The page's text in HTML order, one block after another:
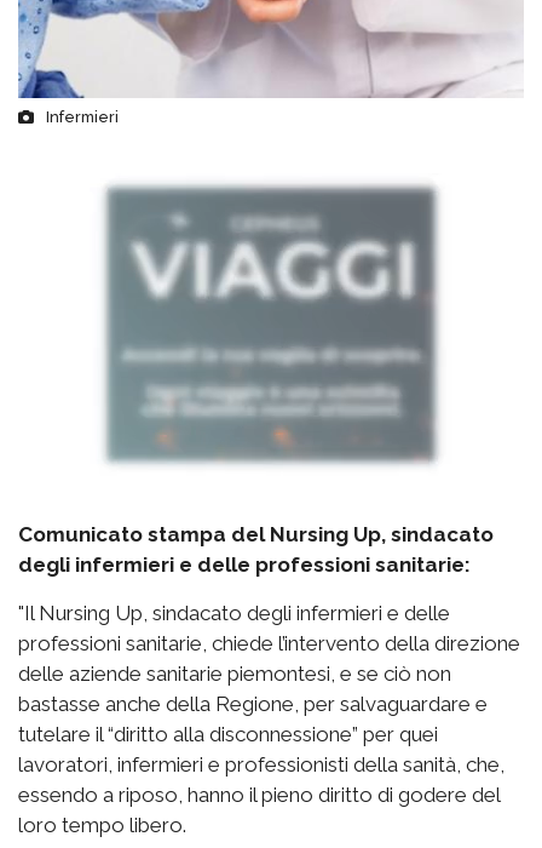
Infermieri
Comunicato stampa del Nursing Up, sindacato
degli infermieri e delle professioni sanitarie:
"Il Nursing Up, sindacato degli infermieri e delle
professioni sanitarie, chiede l’intervento della direzione
delle aziende sanitarie piemontesi, e se ciò non
bastasse anche della Regione, per salvaguardare e
tutelare il “diritto alla disconnessione” per quei
lavoratori, infermieri e professionisti della sanità, che,
essendo a riposo, hanno il pieno diritto di godere del
loro tempo libero.